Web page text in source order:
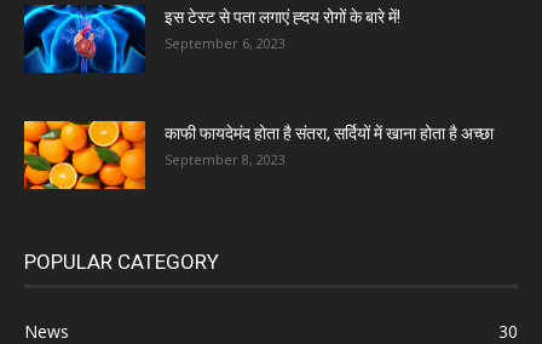
इस टेस्ट से पता लगाएं ह्दय रोगों के बारे में!
September 6, 2023
काफी फायदेमंद होता है संतरा, सर्दियों में खाना होता है अच्छा
September 8, 2023
POPULAR CATEGORY
News
30